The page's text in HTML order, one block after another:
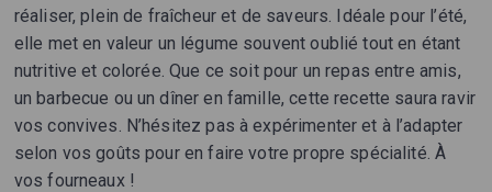
réaliser, plein de fraîcheur et de saveurs. Idéale pour l’été,
elle met en valeur un légume souvent oublié tout en étant
nutritive et colorée. Que ce soit pour un repas entre amis,
un barbecue ou un dîner en famille, cette recette saura ravir
vos convives. N’hésitez pas à expérimenter et à l’adapter
selon vos goûts pour en faire votre propre spécialité. À
vos fourneaux !